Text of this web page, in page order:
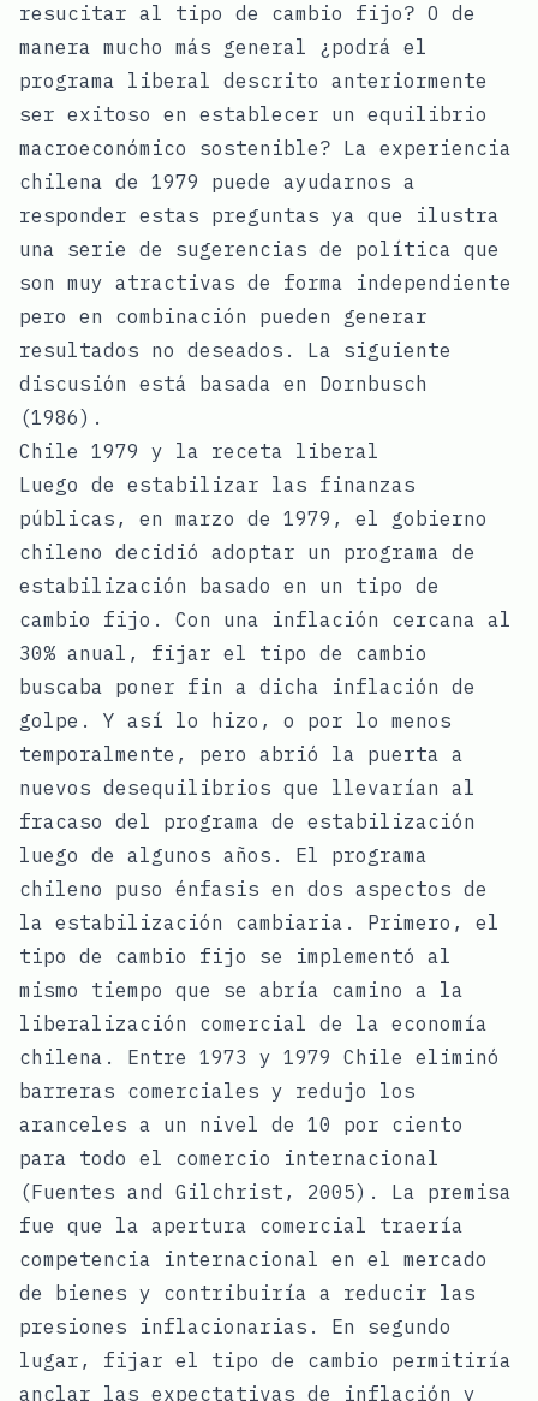
resucitar al tipo de cambio fijo? O de
manera mucho más general ¿podrá el
programa liberal descrito anteriormente
ser exitoso en establecer un equilibrio
macroeconómico sostenible? La experiencia
chilena de 1979 puede ayudarnos a
responder estas preguntas ya que ilustra
una serie de sugerencias de política que
son muy atractivas de forma independiente
pero en combinación pueden generar
resultados no deseados. La siguiente
discusión está basada en Dornbusch
(1986).
Chile 1979 y la receta liberal
Luego de estabilizar las finanzas
públicas, en marzo de 1979, el gobierno
chileno decidió adoptar un programa de
estabilización basado en un tipo de
cambio fijo. Con una inflación cercana al
30% anual, fijar el tipo de cambio
buscaba poner fin a dicha inflación de
golpe. Y así lo hizo, o por lo menos
temporalmente, pero abrió la puerta a
nuevos desequilibrios que llevarían al
fracaso del programa de estabilización
luego de algunos años. El programa
chileno puso énfasis en dos aspectos de
la estabilización cambiaria. Primero, el
tipo de cambio fijo se implementó al
mismo tiempo que se abría camino a la
liberalización comercial de la economía
chilena. Entre 1973 y 1979 Chile eliminó
barreras comerciales y redujo los
aranceles a un nivel de 10 por ciento
para todo el comercio internacional
(Fuentes and Gilchrist, 2005). La premisa
fue que la apertura comercial traería
competencia internacional en el mercado
de bienes y contribuiría a reducir las
presiones inflacionarias. En segundo
lugar, fijar el tipo de cambio permitiría
anclar las expectativas de inflación y